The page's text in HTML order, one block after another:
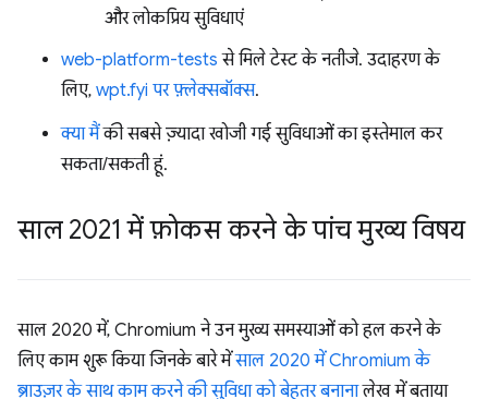
और लोकप्रिय सुविधाएं
web-platform-tests से मिले टेस्ट के नतीजे. उदाहरण के
लिए, wpt.fyi पर फ़्लेक्सबॉक्स.
क्या मैंकी सबसे ज़्यादा खोजी गई सुविधाओं का इस्तेमाल कर
सकता/सकती हूं.
साल 2021 में फ़ोकस करने के पांच मुख्य विषय
साल 2020 में, Chromium ने उन मुख्य समस्याओं को हल करने के
लिए काम शुरू किया जिनके बारे मेंसाल 2020 में Chromium के
ब्राउज़र के साथ काम करने की सुविधा को बेहतर बनानालेख में बताया